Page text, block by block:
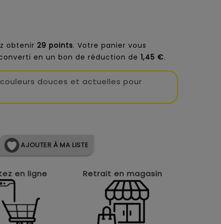
obtenir 29 points. Votre panier vous
en un bon de réduction de 1,45 €.
douces et actuelles pour
AJOUTER À MA LISTE
en ligne Retrait en magasin